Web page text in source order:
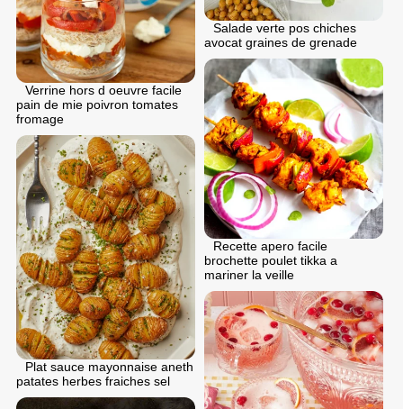
Salade verte pos chiches
avocat graines de grenade
Verrine hors d oeuvre facile
pain de mie poivron tomates
fromage
Recette apero facile
brochette poulet tikka a
mariner la veille
Plat sauce mayonnaise aneth
patates herbes fraiches sel